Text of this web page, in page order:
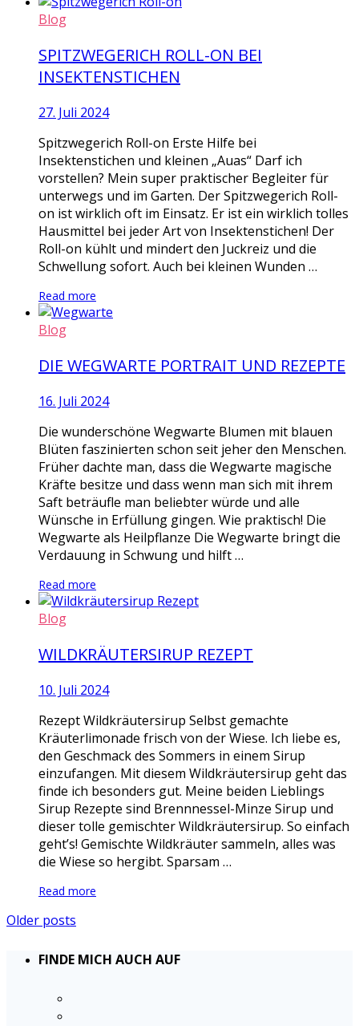
Blog
SPITZWEGERICH ROLL-ON BEI
INSEKTENSTICHEN
27. Juli 2024
Spitzwegerich Roll-on Erste Hilfe bei
Insektenstichen und kleinen „Auas“ Darf ich
vorstellen? Mein super praktischer Begleiter für
unterwegs und im Garten. Der Spitzwegerich Roll-
on ist wirklich oft im Einsatz. Er ist ein wirklich tolles
Hausmittel bei jeder Art von Insektenstichen! Der
Roll-on kühlt und mindert den Juckreiz und die
Schwellung sofort. Auch bei kleinen Wunden …
Read more
Blog
DIE WEGWARTE PORTRAIT UND REZEPTE
16. Juli 2024
Die wunderschöne Wegwarte Blumen mit blauen
Blüten faszinierten schon seit jeher den Menschen.
Früher dachte man, dass die Wegwarte magische
Kräfte besitze und dass wenn man sich mit ihrem
Saft beträufle man beliebter würde und alle
Wünsche in Erfüllung gingen. Wie praktisch! Die
Wegwarte als Heilpflanze Die Wegwarte bringt die
Verdauung in Schwung und hilft …
Read more
Blog
WILDKRÄUTERSIRUP REZEPT
10. Juli 2024
Rezept Wildkräutersirup Selbst gemachte
Kräuterlimonade frisch von der Wiese. Ich liebe es,
den Geschmack des Sommers in einem Sirup
einzufangen. Mit diesem Wildkräutersirup geht das
finde ich besonders gut. Meine beiden Lieblings
Sirup Rezepte sind Brennnessel-Minze Sirup und
dieser tolle gemischter Wildkräutersirup. So einfach
geht’s! Gemischte Wildkräuter sammeln, alles was
die Wiese so hergibt. Sparsam …
Read more
Older posts
FINDE MICH AUCH AUF